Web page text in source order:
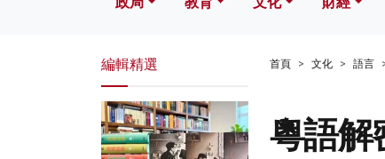
首頁 文化 語言
粵語解
編輯精選